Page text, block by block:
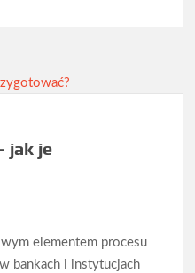
jak je
elementem procesu
bankach i instytucjach